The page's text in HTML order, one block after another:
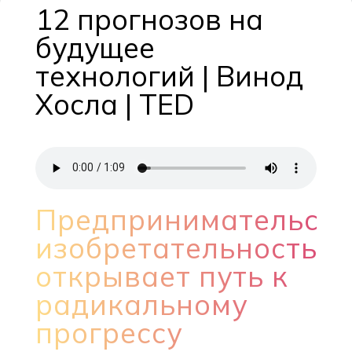
12 прогнозов на
будущее
технологий | Винод
Хосла | TED
изобретательность
открывает путь к
радикальному
прогрессу